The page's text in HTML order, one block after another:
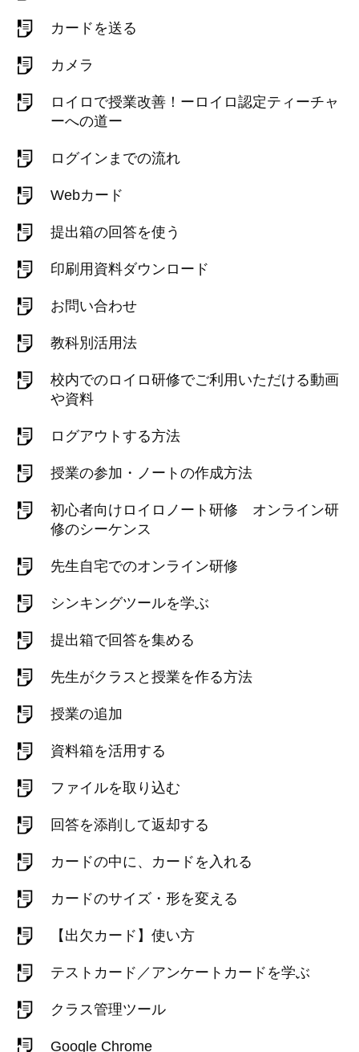
カードを送る
カメラ
ロイロで授業改善！ーロイロ認定ティーチャ
ーへの道ー
ログインまでの流れ
Webカード
提出箱の回答を使う
印刷用資料ダウンロード
お問い合わせ
教科別活用法
校内でのロイロ研修でご利用いただける動画
や資料
ログアウトする方法
授業の参加・ノートの作成方法
初心者向けロイロノート研修 オンライン研
修のシーケンス
先生自宅でのオンライン研修
シンキングツールを学ぶ
提出箱で回答を集める
先生がクラスと授業を作る方法
授業の追加
資料箱を活用する
ファイルを取り込む
回答を添削して返却する
カードの中に、カードを入れる
カードのサイズ・形を変える
【出欠カード】使い方
テストカード／アンケートカードを学ぶ
クラス管理ツール
Google Chrome